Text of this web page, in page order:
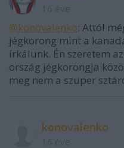
@konovalenko: Attól
jégkorong mint a
írkálunk. Én szeretem
ország jégkorongja
meg nem a szuper
konovalenko